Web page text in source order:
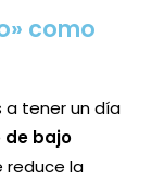
como
a tener un día
de bajo
reduce la